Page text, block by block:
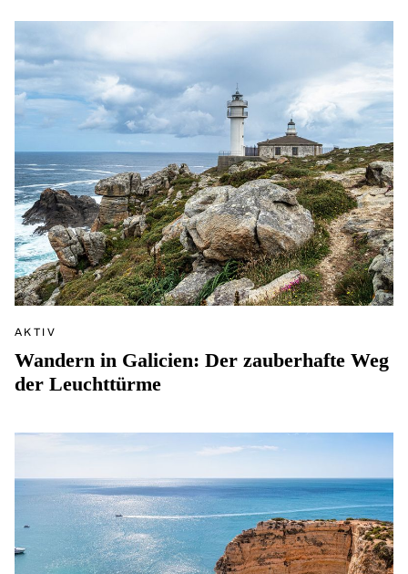
AKTIV
Wandern in Galicien: Der zauberhafte Weg
der Leuchttürme